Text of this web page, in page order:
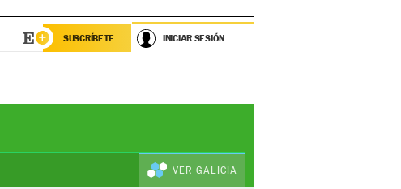
SUSCRÍBETE INICIAR SESIÓN
VER GALICIA